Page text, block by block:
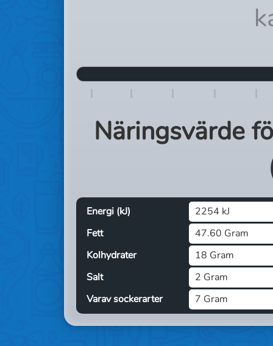
Näringsvärde
Energi (kJ)
2254 kJ
Fett
47.60 Gram
Kolhydrater
18 Gram
Salt
2 Gram
Varav sockerarter
7 Gram